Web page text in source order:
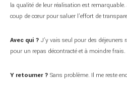
la qualité de leur réalisation est
coup de cœur pour saluer l’effort de
Avec qui ? J’y vais seul pour des
pour un repas décontracté et à moindre frais.
Y retourner ? Sans problème. Il me reste